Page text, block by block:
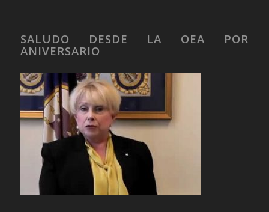
SALUDO DESDE LA OEA POR
ANIVERSARIO